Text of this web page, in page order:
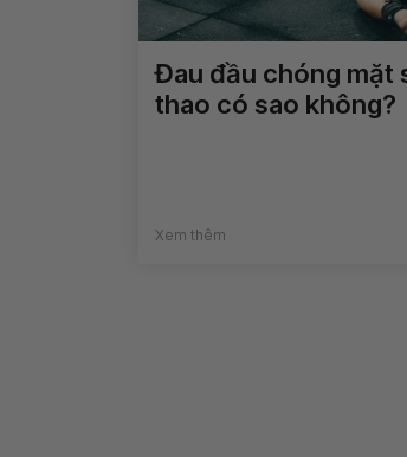
Đau đầu chóng mặt
thao có sao không?
Xem thêm